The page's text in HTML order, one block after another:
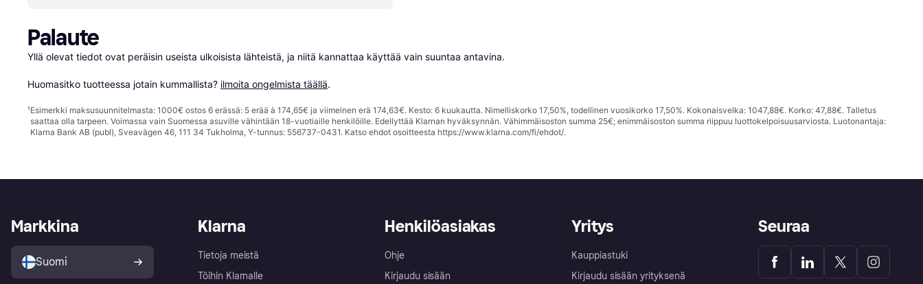
Palaute
Yllä olevat tiedot ovat peräisin useista ulkoisista lähteistä, ja niitä kannattaa käyttää vain suuntaa antavina.
Huomasitko tuotteessa jotain kummallista? ilmoita ongelmista täällä.
¹Esimerkki maksusuunnitelmasta: 1000€ ostos 6 erässä: 5 erää à 174,65€ ja viimeinen erä 174,63€. Kesto: 6 kuukautta. Nimelliskorko 17,50%, todellinen vuosikorko 17,50%. Kokonaisvelka: 1047,88€. Korko: 47,88€. Talletus
saattaa olla tarpeen. Voimassa vain Suomessa asuville vähintään 18-vuotiaille henkilöille. Edellyttää Klarnan hyväksynnän. Vähimmäisoston summa 25€; enimmäisoston summa riippuu luottokelpoisuusarviosta. Luotonantaja:
Klarna Bank AB (publ), Sveavägen 46, 111 34 Tukholma, Y-tunnus: 556737-0431. Katso ehdot osoitteesta https://www.klarna.com/fi/ehdot/.
Klarna
Tietoja meistä
Töihin Klarnalle
Henkilöasiakas
Ohje
Kirjaudu sisään
Yritys
Kauppiastuki
Kirjaudu sisään yrityksenä
Markkina
Suomi
Seuraa